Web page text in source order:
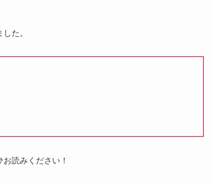
た。
読みください！